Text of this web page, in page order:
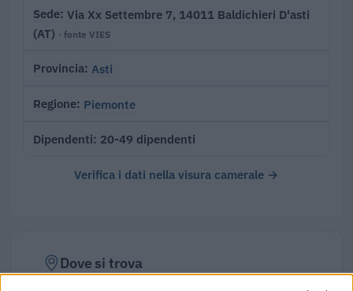
Sede Via Xx Settembre 7, 14011 Baldichieri D'asti
(AT) · fonte VIES
Provincia Asti
Regione Piemonte
Dipendenti 20-49 dipendenti
Verifica i dati nella visura camerale →
Dove si trova